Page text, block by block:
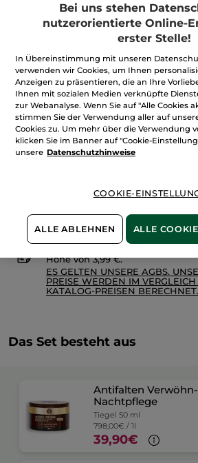
4.8 ★★★★★
★★★★★
4.8
Sternen.
Bewertungen
anzeigen.
1+1
Nachtcreme
Riche
Creme
39,90€*
Menge
IN DEN
Sichere Zahlung
100 % zufrieden oder Geld
Höhe von 3,99 €.
ES GELTEN UNSERE AGBS.
PREISE WERDEN IM
KATALOG-PREISEN BERECHNET.
Das Set besteht aus
Antifalten Verwöhn-
Nachtpflege
Tiegel 50 ml
798,00€ / 1l
39,90€
Bei uns stehen
nutzerorientierte Online-
erster Stelle!
In Übereinstimmung mit unseren
verwenden wir Cookies, um Ihnen
Anzeigen zu präsentieren, die an Ihre
Ihnen mit sozialen Medien verknüpfte
zur Webanalyse. Wenn Sie auf "Alle Cookies
stimmen Sie der Verwendung aller auf
Cookies zu. Um mehr über die Verwendung
klicken Sie im Banner auf "Cookie-
unsere Datenschutzhinweise
COOKIE-
ALLE ABLEHNEN ALLE